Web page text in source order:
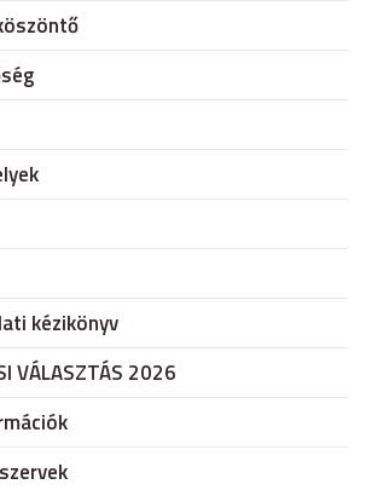
kézikönyv
VÁLASZTÁS 2026